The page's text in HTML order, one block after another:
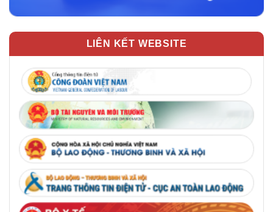
LIÊN KẾT WEBSITE